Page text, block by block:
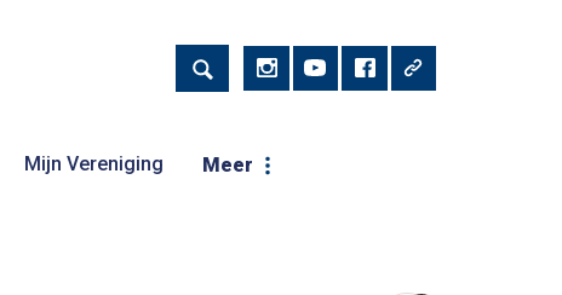
Mijn Vereniging Meer